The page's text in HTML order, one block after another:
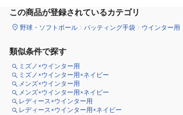
この商品が登録されているカテゴリ
野球・ソフトボール バッティング手袋 ウインター用
類似条件で探す
ミズノ×ウインター用
ミズノ×ウインター用×ネイビー
メンズ×ウインター用
メンズ×ウインター用×ネイビー
レディース×ウインター用
レディース×ウインター用×ネイビー